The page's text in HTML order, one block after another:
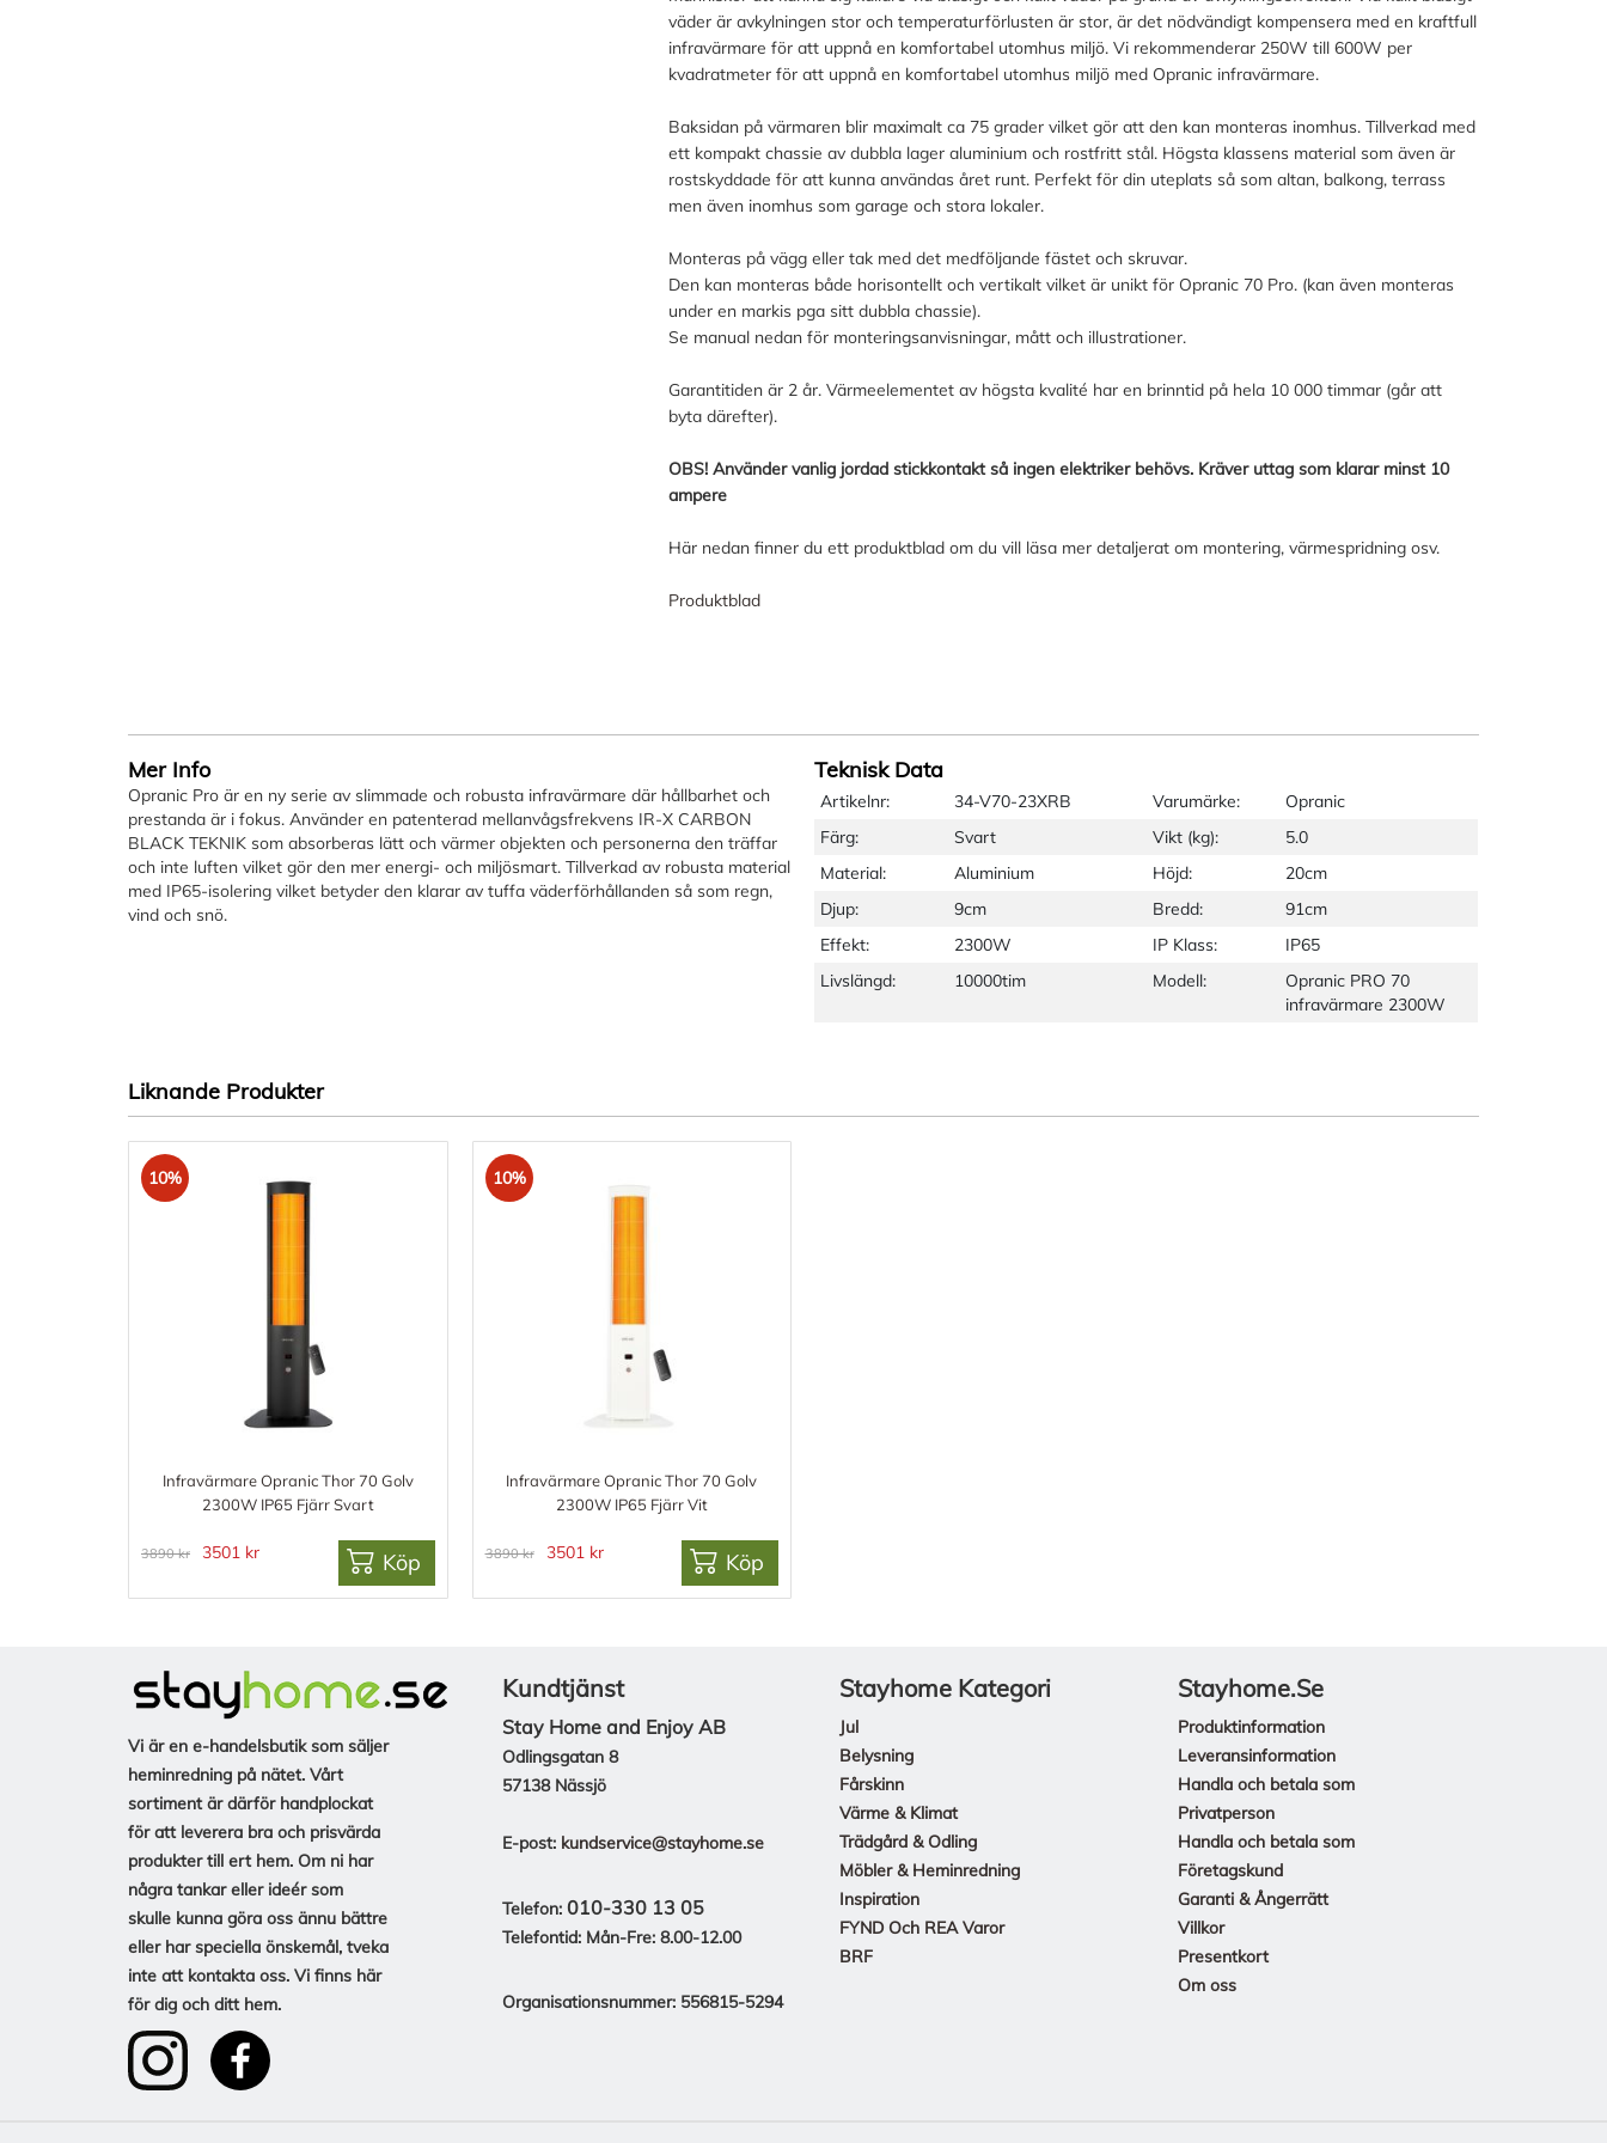
väder är avkylningen stor och temperaturförlusten är stor, är det nödvändigt kompensera med en kraftfull
infravärmare för att uppnå en komfortabel utomhus miljö. Vi rekommenderar 250W till 600W per
kvadratmeter för att uppnå en komfortabel utomhus miljö med Opranic infravärmare.
Baksidan på värmaren blir maximalt ca 75 grader vilket gör att den kan monteras inomhus. Tillverkad med
ett kompakt chassie av dubbla lager aluminium och rostfritt stål. Högsta klassens material som även är
rostskyddade för att kunna användas året runt. Perfekt för din uteplats så som altan, balkong, terrass
men även inomhus som garage och stora lokaler.
Monteras på vägg eller tak med det medföljande fästet och skruvar.
Den kan monteras både horisontellt och vertikalt vilket är unikt för Opranic 70 Pro. (kan även monteras
under en markis pga sitt dubbla chassie).
Se manual nedan för monteringsanvisningar, mått och illustrationer.
Garantitiden är 2 år. Värmeelementet av högsta kvalité har en brinntid på hela 10 000 timmar (går att
byta därefter).
OBS! Använder vanlig jordad stickkontakt så ingen elektriker behövs. Kräver uttag som klarar minst 10
ampere
Här nedan finner du ett produktblad om du vill läsa mer detaljerat om montering, värmespridning osv.
Produktblad
Mer Info
Opranic Pro är en ny serie av slimmade och robusta infravärmare där hållbarhet och
prestanda är i fokus. Använder en patenterad mellanvågsfrekvens IR-X CARBON
BLACK TEKNIK som absorberas lätt och värmer objekten och personerna den träffar
och inte luften vilket gör den mer energi- och miljösmart. Tillverkad av robusta material
med IP65-isolering vilket betyder den klarar av tuffa väderförhållanden så som regn,
vind och snö.
Teknisk Data
Artikelnr: 34-V70-23XRB Varumärke:
Opranic
Färg:
Svart Vikt (kg):
5.0
Material:
Aluminium Höjd:
20cm
Djup:
9cm Bredd:
91cm
Effekt:
2300W IP Klass:
IP65
Livslängd:
10000tim Modell:
Opranic PRO 70
infravärmare 2300W
Liknande Produkter
10%
Infravärmare Opranic Thor 70 Golv
2300W IP65 Fjärr Svart
3890 kr 3501 kr Köp
10%
Infravärmare Opranic Thor 70 Golv
2300W IP65 Fjärr Vit
3890 kr 3501 kr Köp
Vi är en e-handelsbutik som säljer
heminredning på nätet. Vårt
sortiment är därför handplockat
för att leverera bra och prisvärda
produkter till ert hem. Om ni har
några tankar eller ideér som
skulle kunna göra oss ännu bättre
eller har speciella önskemål, tveka
inte att kontakta oss. Vi finns här
för dig och ditt hem.
Kundtjänst
Stay Home and Enjoy AB
Odlingsgatan 8
57138 Nässjö
E-post: kundservice@stayhome.se
Telefon: 010-330 13 05
Telefontid: Mån-Fre: 8.00-12.00
Organisationsnummer: 556815-5294
Stayhome Kategori
Jul
Belysning
Fårskinn
Värme & Klimat
Trädgård & Odling
Möbler & Heminredning
Inspiration
FYND Och REA Varor
BRF
Stayhome.se
Produktinformation
Leveransinformation
Handla och betala som
Privatperson
Handla och betala som
Företagskund
Garanti & Ångerrätt
Villkor
Presentkort
Om oss